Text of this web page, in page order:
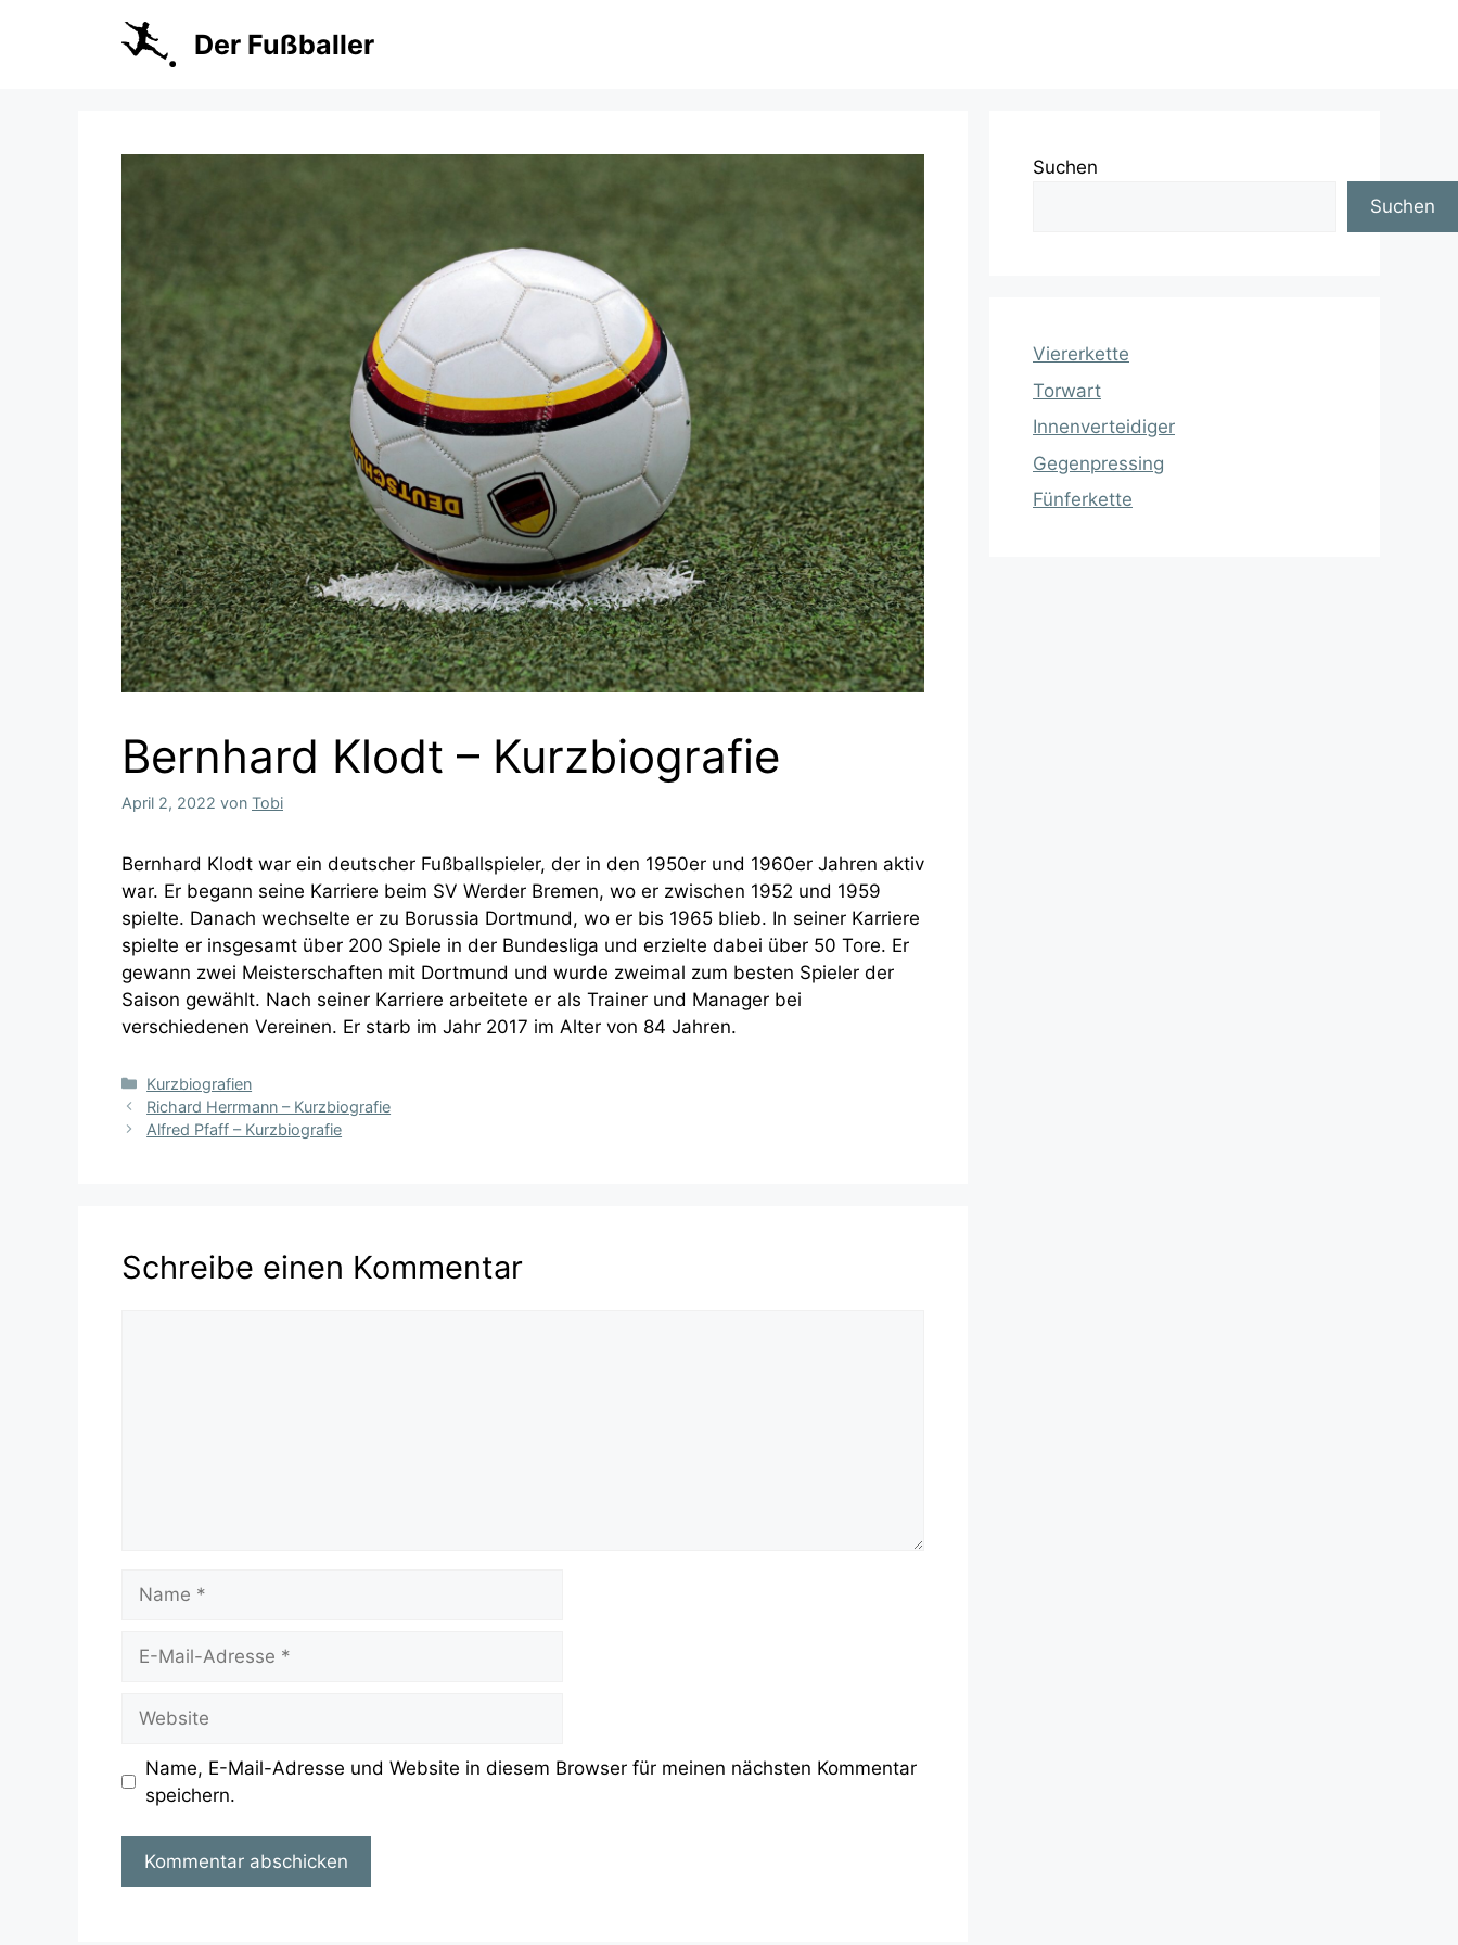
Der Fußballer
Bernhard Klodt – Kurzbiografie
April 2, 2022 von Tobi
Bernhard Klodt war ein deutscher Fußballspieler, der in den 1950er und 1960er Jahren aktiv
war. Er begann seine Karriere beim SV Werder Bremen, wo er zwischen 1952 und 1959
spielte. Danach wechselte er zu Borussia Dortmund, wo er bis 1965 blieb. In seiner Karriere
spielte er insgesamt über 200 Spiele in der Bundesliga und erzielte dabei über 50 Tore. Er
gewann zwei Meisterschaften mit Dortmund und wurde zweimal zum besten Spieler der
Saison gewählt. Nach seiner Karriere arbeitete er als Trainer und Manager bei
verschiedenen Vereinen. Er starb im Jahr 2017 im Alter von 84 Jahren.
Kategorien
Kurzbiografien
Richard Herrmann – Kurzbiografie
Alfred Pfaff – Kurzbiografie
Schreibe einen Kommentar
Mail-
Name, E-Mail-Adresse und Website in diesem Browser für meinen nächsten Kommentar
speichern.
Suchen
Suchen
Viererkette
Torwart
Innenverteidiger
Gegenpressing
Fünferkette